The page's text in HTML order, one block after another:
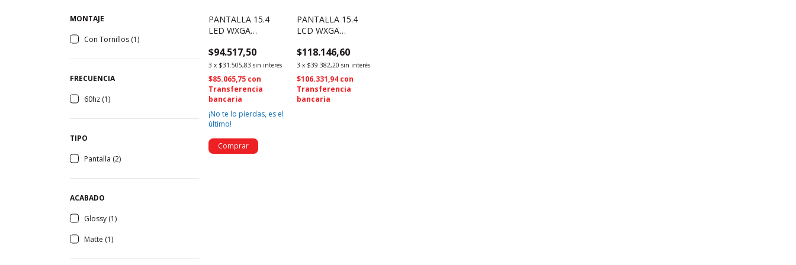
MONTAJE
Con Tornillos (1)
FRECUENCIA
60hz (1)
TIPO
Pantalla (2)
ACABADO
Glossy (1)
Matte (1)
PANTALLA 15.4
LED WXGA
LP154WP2 (799)
$94.517,50
3 x $31.505,83 sin interés
$85.065,75 con
Transferencia
bancaria
¡No te lo pierdas, es el
último!
PANTALLA 15.4
LCD WXGA
LP154WX5 TL C1
(1461)
$118.146,60
3 x $39.382,20 sin interés
$106.331,94 con
Transferencia
bancaria